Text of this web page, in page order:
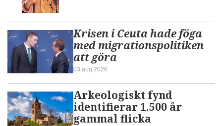
Krisen i Ceuta hade föga
med migrationspolitiken
att göra
03 aug 2026
Arkeologiskt fynd
identifierar 1.500 år
gammal flicka